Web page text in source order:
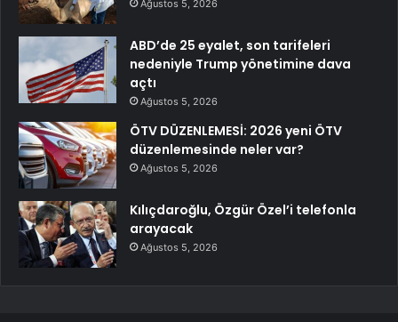
Ağustos 5, 2026
ABD’de 25 eyalet, son tarifeleri
nedeniyle Trump yönetimine dava
açtı
Ağustos 5, 2026
ÖTV DÜZENLEMESİ: 2026 yeni ÖTV
düzenlemesinde neler var?
Ağustos 5, 2026
Kılıçdaroğlu, Özgür Özel’i telefonla
arayacak
Ağustos 5, 2026